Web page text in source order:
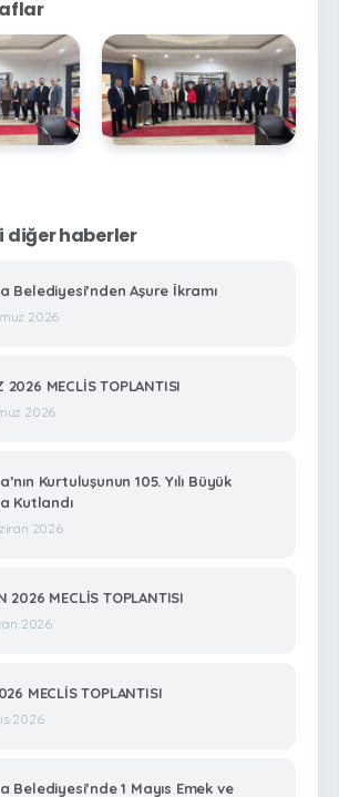
diğer haberler
Belediyesi’nden Aşure İkramı
2026
2026 MECLİS TOPLANTISI
2026
Kurtuluşunun 105. Yılı Büyük
Kutlandı
2026
2026 MECLİS TOPLANTISI
2026
MECLİS TOPLANTISI
2026
Belediyesi’nde 1 Mayıs Emek ve